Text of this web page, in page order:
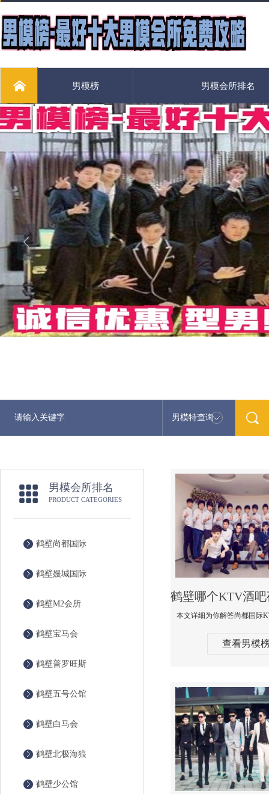
男模榜 男模会所排名
男模特查询最新男模娱乐
男模会所排名
PRODUCT CATEGORIES
鹤壁尚都国际
鹤壁嫚城国际
鹤壁M2会所
鹤壁宝马会
鹤壁普罗旺斯
鹤壁五号公馆
鹤壁白马会
鹤壁北极海狼
鹤壁少公馆
查看男模